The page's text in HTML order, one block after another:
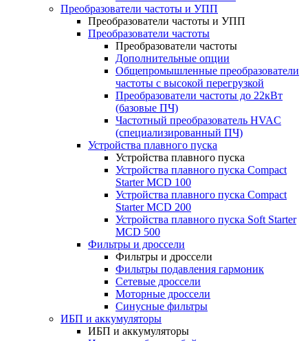
Преобразователи частоты и УПП
Преобразователи частоты и УПП
Преобразователи частоты
Преобразователи частоты
Дополнительные опции
Общепромышленные преобразователи
частоты с высокой перегрузкой
Преобразователи частоты до 22кВт
(базовые ПЧ)
Частотный преобразователь HVAC
(специализированный ПЧ)
Устройства плавного пуска
Устройства плавного пуска
Устройства плавного пуска Compact
Starter MCD 100
Устройства плавного пуска Compact
Starter MCD 200
Устройства плавного пуска Soft Starter
MCD 500
Фильтры и дроссели
Фильтры и дроссели
Фильтры подавления гармоник
Сетевые дроссели
Моторные дроссели
Синусные фильтры
ИБП и аккумуляторы
ИБП и аккумуляторы